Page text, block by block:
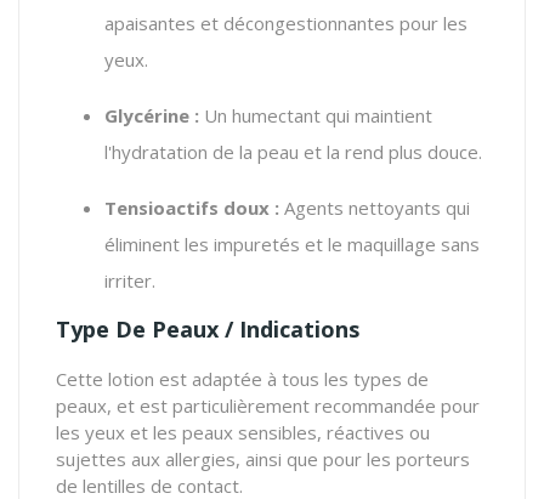
apaisantes et décongestionnantes pour les
yeux.
Glycérine : Un humectant qui maintient
l'hydratation de la peau et la rend plus douce.
Tensioactifs doux : Agents nettoyants qui
éliminent les impuretés et le maquillage sans
irriter.
Type De Peaux / Indications
Cette lotion est adaptée à tous les types de
peaux, et est particulièrement recommandée pour
les yeux et les peaux sensibles, réactives ou
sujettes aux allergies, ainsi que pour les porteurs
de lentilles de contact.